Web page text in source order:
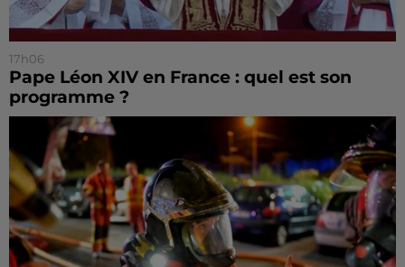
17h06
Pape Léon XIV en France : quel est son
programme ?